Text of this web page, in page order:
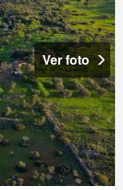
Ver foto